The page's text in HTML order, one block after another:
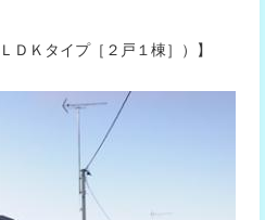
Ｋタイプ［２戸１棟］）】